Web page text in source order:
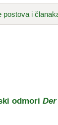
postova i
odmori